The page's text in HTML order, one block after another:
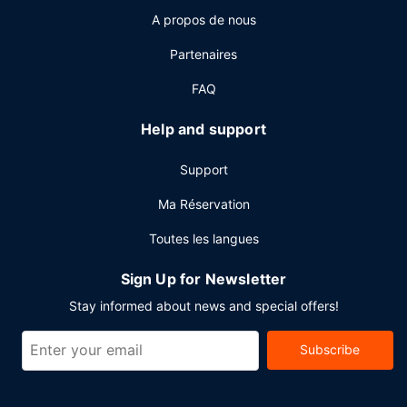
bar/salon pour une petite pause bien méritée. Un petit
déjeuner continental gratuit est servi tous les jours de
Les équipements et services proposés incluent une
réception ouverte 24 h/24, un personnel polyglotte et une
pouvez profiter des services d'une navette vers et depuis
l'aéroport. De plus un parking payant sans service de
A propos de nous
Partenaires
FAQ
Help and support
Support
Ma Réservation
Toutes les langues
Sign Up for Newsletter
Stay informed about news and special offers!
Subscribe